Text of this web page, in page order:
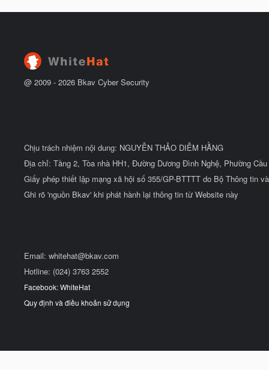
@ 2009 - 2026 Bkav Cyber Security
Chịu trách nhiệm nội dung: NGUYỄN THẢO DIỄM HẰNG
Địa chỉ: Tầng 2, Tòa nhà HH1, Đường Dương Đình Nghệ, Phường
Giấy phép thiết lập mạng xã hội số 355/GP-BTTTT do Bộ Thông tin
Ghi rõ 'nguồn Bkav' khi phát hành lại thông tin từ Website này
Email: whitehat@bkav.com
Hotline: (024) 3763 2552
Facebook: WhiteHat
Quy định và điều khoản sử dụng